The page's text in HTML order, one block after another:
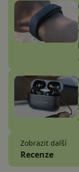
Zobrazit další
Recenze